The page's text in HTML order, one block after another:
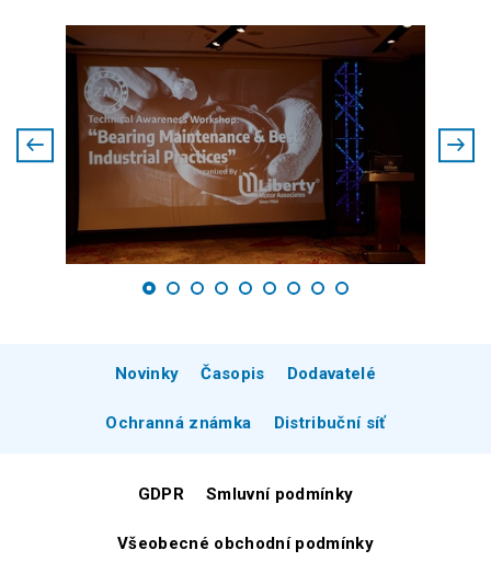
Novinky Časopis Dodavatelé
Ochranná známka Distribuční síť
GDPR Smluvní podmínky
Všeobecné obchodní podmínky